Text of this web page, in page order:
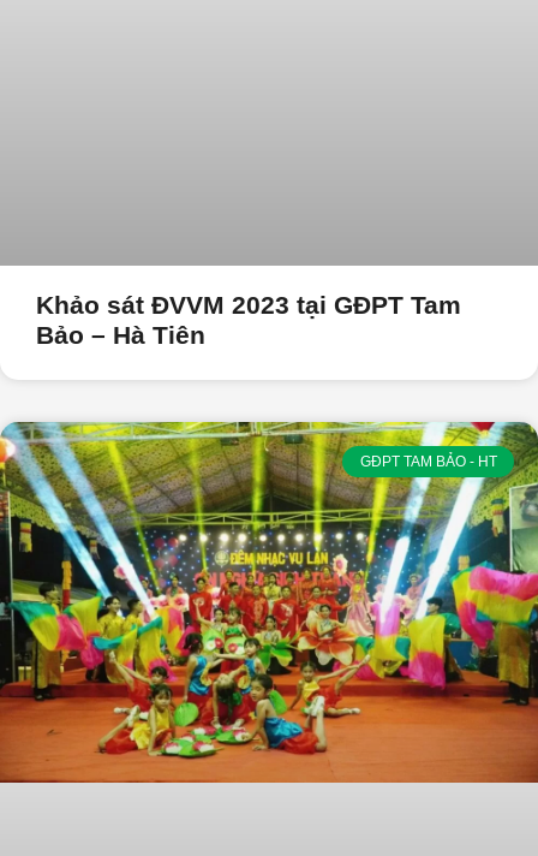
Khảo sát ĐVVM 2023 tại GĐPT Tam
Bảo – Hà Tiên
GĐPT TAM BẢO - HT